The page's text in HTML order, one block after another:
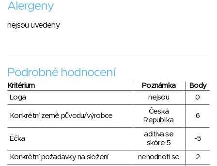
Alergeny
nejsou uvedeny
Podrobné hodnocení
Kritérium Poznámka
Body
Loga
nejsou 0
Konkrétní země původu/výrobce
Česká
Republika
6
Éčka
aditiva se
skóre 5
-5
Konkrétní požadavky na složení nehodnotí se
2